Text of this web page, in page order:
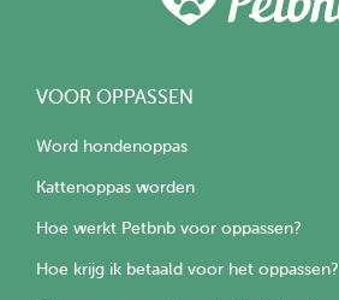
VOOR OPPASSEN
Word hondenoppas
Kattenoppas worden
Hoe werkt Petbnb voor oppassen?
Hoe krijg ik betaald voor het oppassen?